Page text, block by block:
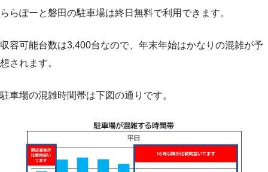
ららぽーと磐田の駐車場は終日無料で利用できます。
収容可能台数は3,400台なので、年末年始はかなりの混雑が予
想されます。
駐車場の混雑時間帯は下図の通りです。